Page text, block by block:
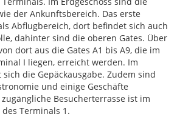
der Ankunftsbereich. Das erste
Abflugbereich, dort befindet sich auch
dahinter sind die oberen Gates. Über
dort aus die Gates A1 bis A9, die im
I liegen, erreicht werden. Im
die Gepäckausgabe. Zudem sind
und einige Geschäfte
Besucherterrasse ist im
Terminals 1.